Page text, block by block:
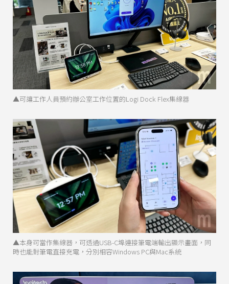
▲可讓工作人員預約辦公室工作位置的Logi Dock Flex集線器
▲本身可當作集線器，可透過USB-C埠連接筆電端輸出顯示畫面，同
時也能對筆電直接充電，分別相容Windows PC與Mac系統